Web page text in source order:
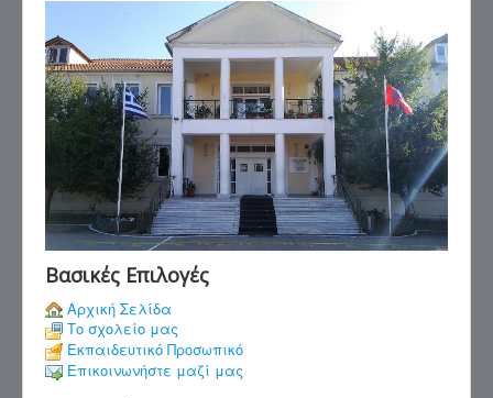
Βασικές Επιλογές
Αρχική Σελίδα
Το σχολείο μας
Εκπαιδευτικό Προσωπικό
Επικοινωνήστε μαζί μας